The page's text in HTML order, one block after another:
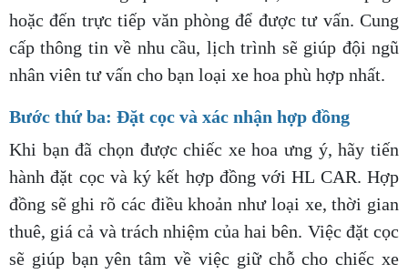
hoặc đến trực tiếp văn phòng để được tư vấn. Cung
cấp thông tin về nhu cầu, lịch trình sẽ giúp đội ngũ
nhân viên tư vấn cho bạn loại xe hoa phù hợp nhất.
Bước thứ ba: Đặt cọc và xác nhận hợp đồng
Khi bạn đã chọn được chiếc xe hoa ưng ý, hãy tiến
hành đặt cọc và ký kết hợp đồng với HL CAR. Hợp
đồng sẽ ghi rõ các điều khoản như loại xe, thời gian
thuê, giá cả và trách nhiệm của hai bên. Việc đặt cọc
sẽ giúp bạn yên tâm về việc giữ chỗ cho chiếc xe